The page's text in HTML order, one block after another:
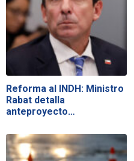
Reforma al INDH: Ministro
Rabat detalla
anteproyecto…